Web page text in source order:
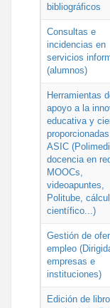
bibliográficos
Consultas e
incidencias en
servicios
(alumnos)
Herramientas
apoyo a la
educativa y
ASIC
docencia en
MOOCs,
videoapuntes,
Politube,
científico...)
Gestión de
empleo
empresas e
instituciones)
Edición de